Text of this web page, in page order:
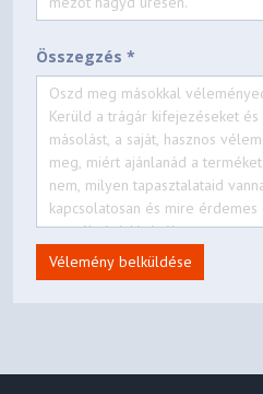
Összegzés *
Vélemény belküldése